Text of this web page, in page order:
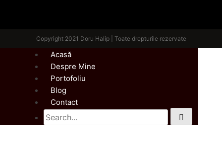
Copyright 2021 Doru Halip | Toate drepturile rezervate
Acasă
Despre Mine
Portofoliu
Blog
Contact
Search